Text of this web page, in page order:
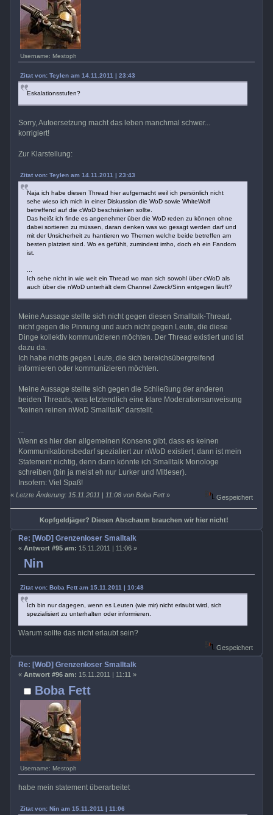
Username: Mestoph
Zitat von: Teylen am 14.11.2011 | 23:43
Eskalationsstufen?
Sorry, Autoersetzung macht das leben manchmal schwer...
korrigiert!
Zur Klarstellung:
Zitat von: Teylen am 14.11.2011 | 23:43
Naja ich habe diesen Thread hier aufgemacht weil ich persönlich nicht
sehe wieso ich mich in einer Diskussion die WoD sowie WhiteWolf
betreffend auf die cWoD beschränken sollte.
Das heißt ich finde es angenehmer über die WoD reden zu können ohne
dabei sortieren zu müssen, daran denken was wo gesagt werden darf und
mit der Unsicherheit zu hantieren wo Themen welche beide betreffen am
besten platziert sind. Wo es gefühlt, zumindest imho, doch eh ein Fandom
ist.
Ich sehe nicht in wie weit ein Thread wo man sich sowohl über cWoD als
auch über die nWoD unterhält dem Channel Zweck/Sinn entgegen läuft?
Meine Aussage stellte sich nicht gegen diesen Smalltalk-Thread,
nicht gegen die Pinnung und auch nicht gegen Leute, die diese
Dinge kollektiv kommunizieren möchten. Der Thread existiert und ist
dazu da.
Ich habe nichts gegen Leute, die sich bereichsübergreifend
informieren oder kommunizieren möchten.
Meine Aussage stellte sich gegen die Schließung der anderen
beiden Threads, was letztendlich eine klare Moderationsanweisung
"keinen reinen nWoD Smalltalk" darstellt.
Wenn es hier den allgemeinen Konsens gibt, dass es keinen
Kommunikationsbedarf spezialiert zur nWoD existiert, dann ist mein
Statement nichtig, denn dann könnte ich Smalltalk Monologe
schreiben (bin ja meist eh nur Lurker und Mitleser).
Insofern: Viel Spaß!
«Letzte Änderung: 15.11.2011 | 11:08 von Boba Fett» Gespeichert
Kopfgeldjäger? Diesen Abschaum brauchen wir hier nicht!
Nin
Re: [WoD] Grenzenloser Smalltalk
« Antwort #95 am: 15.11.2011 | 11:06 »
Zitat von: Boba Fett am 15.11.2011 | 10:48
Ich bin nur dagegen, wenn es Leuten (wie mir) nicht erlaubt wird, sich
spezialisiert zu unterhalten oder informieren.
Warum sollte das nicht erlaubt sein?
Gespeichert
Boba Fett
Username: Mestoph
Re: [WoD] Grenzenloser Smalltalk
« Antwort #96 am: 15.11.2011 | 11:11 »
habe mein statement überarbeitet
Zitat von: Nin am 15.11.2011 | 11:06